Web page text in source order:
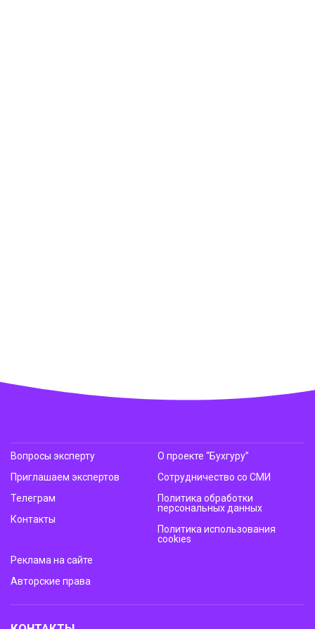
Вопросы эксперту
Приглашаем экспертов
Телеграм
Контакты
О проекте “Бухгуру”
Сотрудничество со СМИ
Политика обработки
персональных данных
Политика использования
cookies
Реклама на сайте
Авторские права